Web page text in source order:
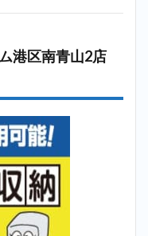
港区南青山2店